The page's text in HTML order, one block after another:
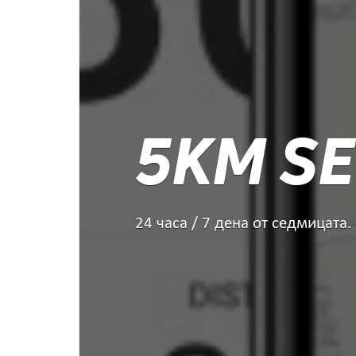
5KM
24 часа / 7 дена от седмицата.